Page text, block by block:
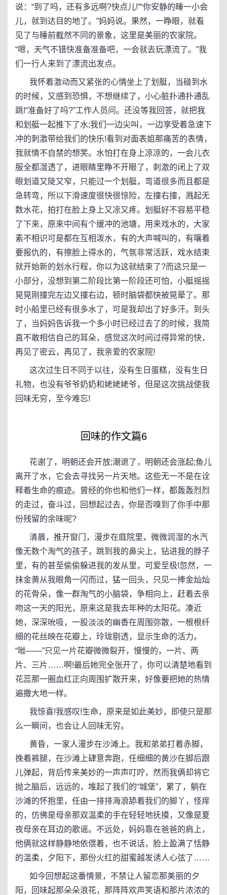
说：“到了吗，还有多远啊?快点儿!”“你安静的睡一小会
儿，就到达目的地了。”妈妈说。果然，一睁眼，就看
见了与睡前截然不同的景象，这里是美丽的农家院。
“嗯，天气不错快准备准备吧，一会就去玩漂流了。”我
们一行人来到了漂流出发点。
我怀着激动而又紧张的心情坐上了划艇，当碰到水
的时候，又感到恐惧，不想继续了，小心脏扑通扑通乱
跳!“准备好了吗?”工作人员问。还没等我回答，就把我
和划艇一起推下了水;我们一边尖叫，一边享受着急速下
冲的刺激带给我们的快乐!看到对面表姐那痛苦的表情，
我就情不自禁的想笑。水怕打在身上凉凉的，一会儿衣
服全都湿透了，进眼睛里睁不开眼了，刺激的闭上了双
眼划道又陡又窄，只能过一个划艇，弯道很多而且都是
急转弯，所以下滑速度很快很惊险，左撞右撞，溅起无
数水花，拍打在脸上身上又凉又疼。划艇好不容易平稳
了下来，原来中间有个缓冲的池塘，用来戏水的，大家
素不相识可是都在互相泼水，有的大声喊叫的，有嚷着
要报仇的，有擦脸上得水的，气氛非常活跃，戏水结束
就开始新的划水行程，你以为这就结束了?而这只是一
小部分，没想到第二阶段比第一阶段还可怕，小艇摇摇
晃晃刚撞完左边又撞右边，顿时脑袋都快被晃晕了。那
时小船里已经有很多水了，可是我却出了好多汗。到头
了，当妈妈告诉我一个多小时已经过去了的时候，我简
直不敢相信自己的耳朵，感觉这次时间过得异常的快，
再见了密云，再见了，我亲爱的农家院!
这次过生日不同于以往，没有生日蛋糕，没有生日
礼物，也没有爷爷奶奶和姥姥姥爷，但是这次挑战使我
回味无穷，至今难忘!
回味的作文篇6
花谢了，明朝还会开放;潮退了，明朝还会涨起;鱼儿
离开了水，它会去寻找另一片天地。这些无一不是在诠
释着生命的痕迹。曾经的你也和他们一样，都轰轰烈烈
的走过，奋斗过，回想起过去，你是否嗅到了你手中那
份残留的余味呢?
清晨，推开窗门，漫步在庭院里，微微润湿的水汽
像无数个淘气的孩子，跳到我的鼻尖上，钻进我的脖子
里，有的甚至偷偷躲进我的发从里，可爱至极!忽然，一
抹金黄从我眼角一闪而过，猛一回头，只见一捧金灿灿
的花骨朵，像一群淘气的小脑袋，争相向上，赶着去亲
吻这一天的阳光，原来这是我去年种的太阳花。凑近
她，深深吮吸，一股淡淡的幽香在周围弥散，一根根纤
细的花丝映在花瓣上，玲珑剔透，显示生命的活力。
“咝——”只见一片花瓣微微裂开，慢慢的，一片、两
片、三片……啊!最后她完全张开了，你可以清楚地看到
花蕊那一圈血红正向周围扩散开来，好像要把她的热情
遍撒大地一样。
我惊喜!我感叹!生命，原来是如此美妙，即使只是那
么一瞬间，也会让人回味无穷。
黄昏，一家人漫步在沙滩上。我和弟弟打着赤脚，
挽着裤腿，在沙滩上肆意奔跑，任细细的黄沙在脚后跟
儿弹起，背后传来美妙的一声声叮咛，然而我俩却将它
抛之脑后，远远的，堆起了我们的“城堡”，累了，躺在
沙滩的怀抱里，任由一排排海浪舔着我们的脚丫，怪痒
的，仿佛是母亲那双温柔的手在轻轻地抚摸，又像是夏
夜母亲在耳边的歌谣。不远处，妈妈靠在爸爸的肩上，
他俩就这样静静地依偎着，也不说话，脸上盈满了恬静
的温柔，夕阳下，那份火红的甜蜜越发诱人心弦了……
如今回想起这番情景，不禁让人留恋那美丽的夕
阳，回味起那朵朵浪花，那阵阵欢声笑语和那片浓浓的